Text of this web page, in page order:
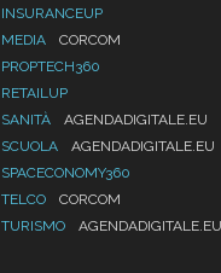
INSURANCEUP
MEDIA
CORCOM
PROPTECH360
RETAILUP
SANITÀ
AGENDADIGITALE.EU
SCUOLA
AGENDADIGITALE.EU
SPACECONOMY360
TELCO
CORCOM
TURISMO
AGENDADIGITALE.EU